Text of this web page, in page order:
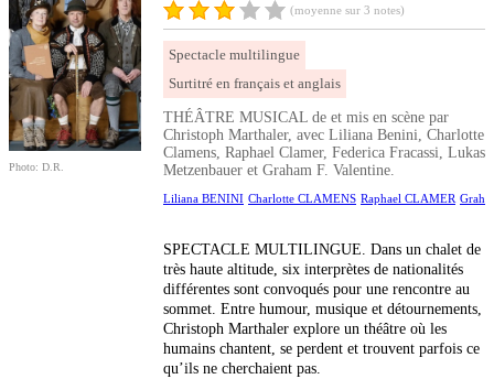
Photo: D.R.
(moyenne sur 3 notes)
Spectacle multilingue
Surtitré en français et anglais
THÉÂTRE MUSICAL de et mis en scène par
Christoph Marthaler, avec Liliana Benini, Charlotte
Clamens, Raphael Clamer, Federica Fracassi, Lukas
Metzenbauer et Graham F. Valentine.
Liliana BENINI Charlotte CLAMENS Raphael CLAMER
SPECTACLE MULTILINGUE. Dans un chalet de
très haute altitude, six interprètes de nationalités
différentes sont convoqués pour une rencontre au
sommet. Entre humour, musique et détournements,
Christoph Marthaler explore un théâtre où les
humains chantent, se perdent et trouvent parfois ce
qu’ils ne cherchaient pas.